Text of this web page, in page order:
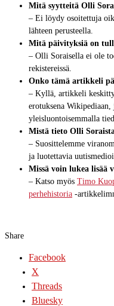
Mitä syytteitä Olli
– Ei löydy osoitettuja
lähteen perusteella.
Mitä päivityksiä on
– Olli Soraisella ei ole
rekistereissä.
Onko tämä artikkeli
– Kyllä, artikkeli
erotuksena
yleisluontoisemmalla
Mistä tieto Olli
– Suosittelemme
ja luotettavia
Missä voin lukea lisää
– Katso myös Timo
perhehistoria -
Share
Facebook
X
Threads
Bluesky